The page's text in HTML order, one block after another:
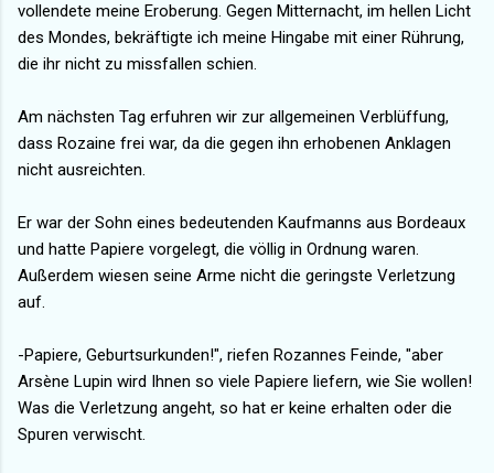
vollendete meine Eroberung. Gegen Mitternacht, im hellen Licht
des Mondes, bekräftigte ich meine Hingabe mit einer Rührung,
die ihr nicht zu missfallen schien.
Am nächsten Tag erfuhren wir zur allgemeinen Verblüffung,
dass Rozaine frei war, da die gegen ihn erhobenen Anklagen
nicht ausreichten.
Er war der Sohn eines bedeutenden Kaufmanns aus Bordeaux
und hatte Papiere vorgelegt, die völlig in Ordnung waren.
Außerdem wiesen seine Arme nicht die geringste Verletzung
auf.
-Papiere, Geburtsurkunden!", riefen Rozannes Feinde, "aber
Arsène Lupin wird Ihnen so viele Papiere liefern, wie Sie wollen!
Was die Verletzung angeht, so hat er keine erhalten oder die
Spuren verwischt.